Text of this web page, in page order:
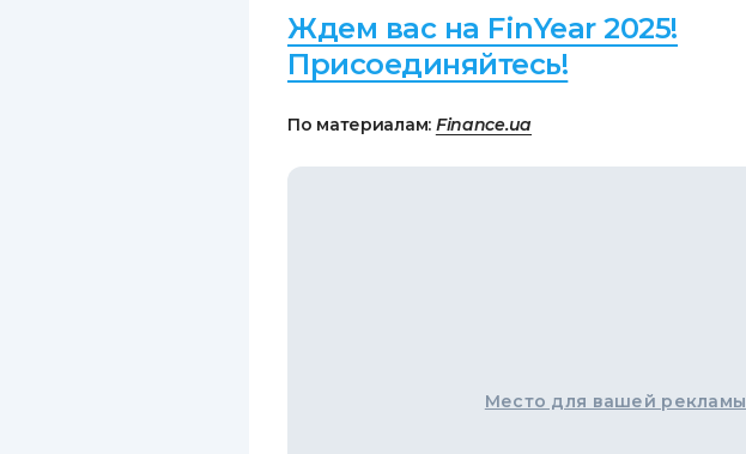
Ждем вас на FinYear 2025!
Присоединяйтесь!
По материалам: Finance.ua
Место для вашей рекламы